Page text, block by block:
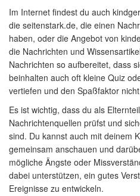
Im Internet findest du auch
die seitenstark.de, die einen
haben, oder die Angebot von
die Nachrichten und
Nachrichten so aufbereitet, dass
beinhalten auch oft kleine Quiz
vertiefen und den Spaßfaktor
Es ist wichtig, dass du als
Nachrichtenquellen prüfst und
sind. Du kannst auch mit deinem
gemeinsam anschauen und
mögliche Ängste oder
dabei unterstützen, ein gutes
Ereignisse zu entwickeln.